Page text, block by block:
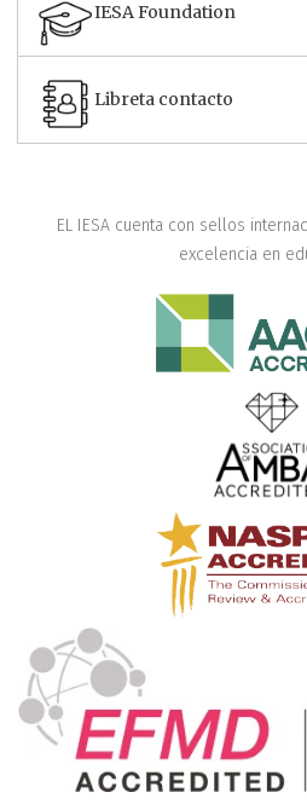
IESA Foundation
Libreta contacto
EL IESA cuenta con sellos
excelencia en